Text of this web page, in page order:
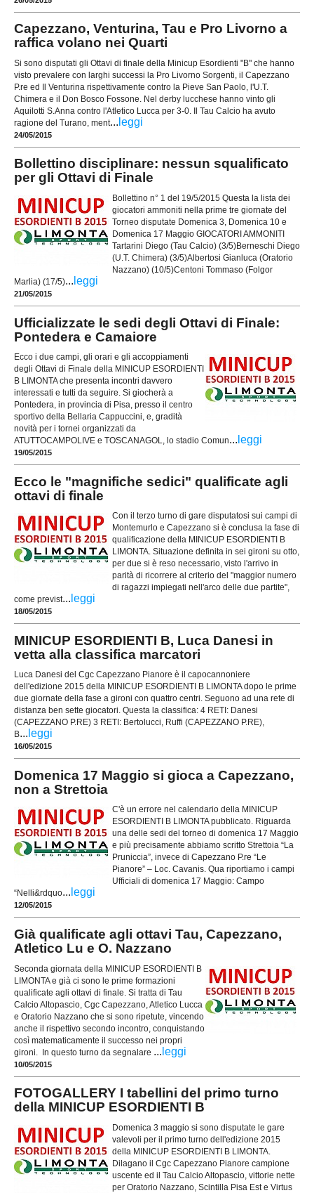
Capezzano, Venturina, Tau e Pro Livorno a
raffica volano nei Quarti
Si sono disputati gli Ottavi di finale della Minicup Esordienti "B" che hanno
visto prevalere con larghi successi la Pro Livorno Sorgenti, il Capezzano
P.re ed Il Venturina rispettivamente contro la Pieve San Paolo, l'U.T.
Chimera e il Don Bosco Fossone. Nel derby lucchese hanno vinto gli
Aquilotti S.Anna contro l'Atletico Lucca per 3-0. Il Tau Calcio ha avuto
ragione del Turano, ment... leggi
24/05/2015
Bollettino disciplinare: nessun squalificato
per gli Ottavi di Finale
Bollettino n° 1 del 19/5/2015 Questa la lista dei
giocatori ammoniti nella prime tre giornate del
Torneo disputate Domenica 3, Domenica 10 e
Domenica 17 Maggio GIOCATORI AMMONITI
Tartarini Diego (Tau Calcio) (3/5)Berneschi Diego
(U.T. Chimera) (3/5)Albertosi Gianluca (Oratorio
Nazzano) (10/5)Centoni Tommaso (Folgor
Marlia) (17/5)... leggi
21/05/2015
Ufficializzate le sedi degli Ottavi di Finale:
Pontedera e Camaiore
Ecco i due campi, gli orari e gli accoppiamenti
degli Ottavi di Finale della MINICUP ESORDIENTI
B LIMONTA che presenta incontri davvero
interessati e tutti da seguire. Si giocherà a
Pontedera, in provincia di Pisa, presso il centro
sportivo della Bellaria Cappuccini, e, gradità
novità per i tornei organizzati da
ATUTTOCAMPOLIVE e TOSCANAGOL, lo stadio Comun... leggi
19/05/2015
Ecco le "magnifiche sedici" qualificate agli
ottavi di finale
Con il terzo turno di gare disputatosi sui campi di
Montemurlo e Capezzano si è conclusa la fase di
qualificazione della MINICUP ESORDIENTI B
LIMONTA. Situazione definita in sei gironi su otto,
per due si è reso necessario, visto l'arrivo in
parità di ricorrere al criterio del "maggior numero
di ragazzi impiegati nell'arco delle due partite",
come previst... leggi
18/05/2015
MINICUP ESORDIENTI B, Luca Danesi in
vetta alla classifica marcatori
Luca Danesi del Cgc Capezzano Pianore è il capocannoniere
dell'edizione 2015 della MINICUP ESORDIENTI B LIMONTA dopo le prime
due giornate della fase a gironi con quattro centri. Seguono ad una rete di
distanza ben sette giocatori. Questa la classifica: 4 RETI: Danesi
(CAPEZZANO P.RE) 3 RETI: Bertolucci, Ruffi (CAPEZZANO P.RE),
B... leggi
16/05/2015
Domenica 17 Maggio si gioca a Capezzano,
non a Strettoia
C'è un errore nel calendario della MINICUP
ESORDIENTI B LIMONTA pubblicato. Riguarda
una delle sedi del torneo di domenica 17 Maggio
e più precisamente abbiamo scritto Strettoia “La
Pruniccia”, invece di Capezzano P.re “Le
Pianore” – Loc. Cavanis. Qua riportiamo i campi
Ufficiali di domenica 17 Maggio: Campo
“Nelli&rdquo... leggi
12/05/2015
Già qualificate agli ottavi Tau, Capezzano,
Atletico Lu e O. Nazzano
Seconda giornata della MINICUP ESORDIENTI B
LIMONTA e già ci sono le prime formazioni
qualificate agli ottavi di finale. Si tratta di Tau
Calcio Altopascio, Cgc Capezzano, Atletico Lucca
e Oratorio Nazzano che si sono ripetute, vincendo
anche il rispettivo secondo incontro, conquistando
così matematicamente il successo nei propri
gironi. In questo turno da segnalare ... leggi
10/05/2015
FOTOGALLERY I tabellini del primo turno
della MINICUP ESORDIENTI B
Domenica 3 maggio si sono disputate le gare
valevoli per il primo turno dell'edizione 2015
della MINICUP ESORDIENTI B LIMONTA.
Dilagano il Cgc Capezzano Pianore campione
uscente ed il Tau Calcio Altopascio, vittorie nette
per Oratorio Nazzano, Scintilla Pisa Est e Virtus